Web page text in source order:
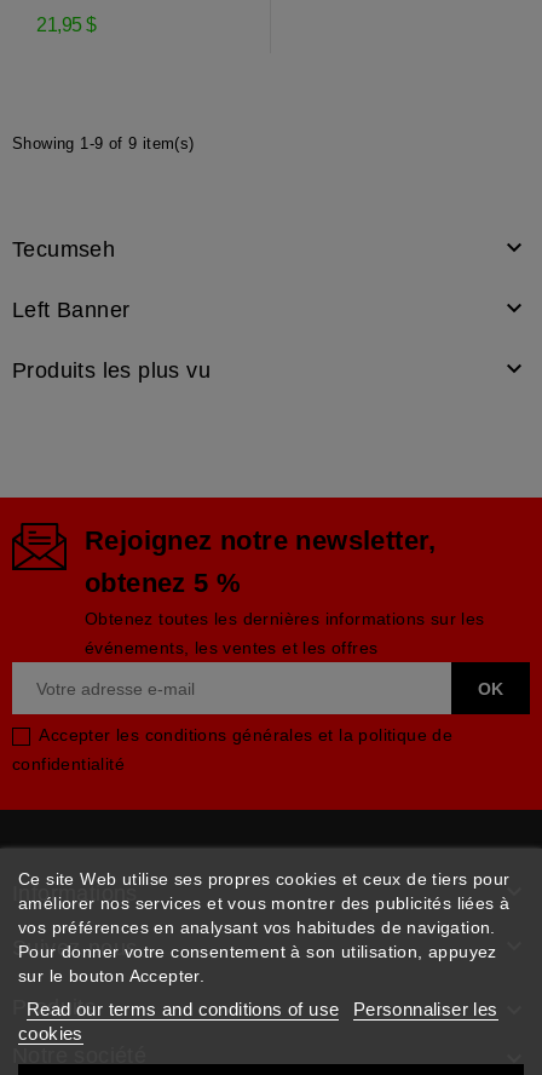
21,95 $
Showing 1-9 of 9 item(s)
Tecumseh 
Left Banner 
Produits les plus vu 
Rejoignez notre newsletter,
obtenez 5 %
Obtenez toutes les dernières informations sur les
événements, les ventes et les offres
Accepter les conditions générales et la politique de
confidentialité
Informations 
Suivez-nous
Produits

Ce site Web utilise ses propres cookies et ceux de tiers pour
améliorer nos services et vous montrer des publicités liées à
vos préférences en analysant vos habitudes de navigation.
Pour donner votre consentement à son utilisation, appuyez
sur le bouton Accepter.
Read our terms and conditions of use
Personnaliser les
cookies